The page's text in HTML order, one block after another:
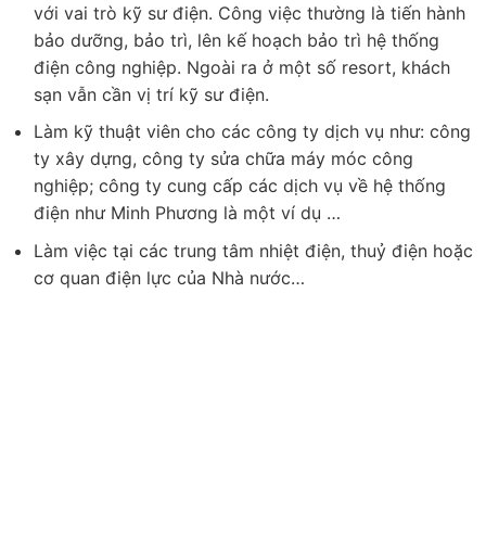
với vai trò kỹ sư điện. Công việc thường là tiến hành
bảo dưỡng, bảo trì, lên kế hoạch bảo trì hệ thống
điện công nghiệp. Ngoài ra ở một số resort, khách
sạn vẫn cần vị trí kỹ sư điện.
Làm kỹ thuật viên cho các công ty dịch vụ như: công
ty xây dựng, công ty sửa chữa máy móc công
nghiệp; công ty cung cấp các dịch vụ về hệ thống
điện như Minh Phương là một ví dụ …
Làm việc tại các trung tâm nhiệt điện, thuỷ điện hoặc
cơ quan điện lực của Nhà nước…